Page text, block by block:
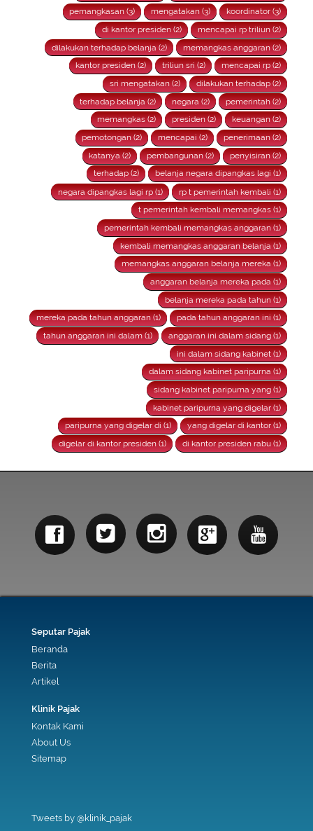
pemangkasan (3)
mengatakan (3)
koordinator (3)
di kantor presiden (2)
mencapai rp triliun (2)
dilakukan terhadap belanja (2)
memangkas anggaran (2)
kantor presiden (2)
triliun sri (2)
mencapai rp (2)
sri mengatakan (2)
dilakukan terhadap (2)
terhadap belanja (2)
negara (2)
pemerintah (2)
memangkas (2)
presiden (2)
keuangan (2)
pemotongan (2)
mencapai (2)
penerimaan (2)
katanya (2)
pembangunan (2)
penyisiran (2)
terhadap (2)
belanja negara dipangkas lagi (1)
negara dipangkas lagi rp (1)
rp t pemerintah kembali (1)
t pemerintah kembali memangkas (1)
pemerintah kembali memangkas anggaran (1)
kembali memangkas anggaran belanja (1)
memangkas anggaran belanja mereka (1)
anggaran belanja mereka pada (1)
belanja mereka pada tahun (1)
mereka pada tahun anggaran (1)
pada tahun anggaran ini (1)
tahun anggaran ini dalam (1)
anggaran ini dalam sidang (1)
ini dalam sidang kabinet (1)
dalam sidang kabinet paripurna (1)
sidang kabinet paripurna yang (1)
kabinet paripurna yang digelar (1)
paripurna yang digelar di (1)
yang digelar di kantor (1)
digelar di kantor presiden (1)
di kantor presiden rabu (1)
Seputar Pajak
Beranda
Berita
Artikel
Klinik Pajak
Kontak Kami
About Us
Sitemap
Tweets by @klinik_pajak